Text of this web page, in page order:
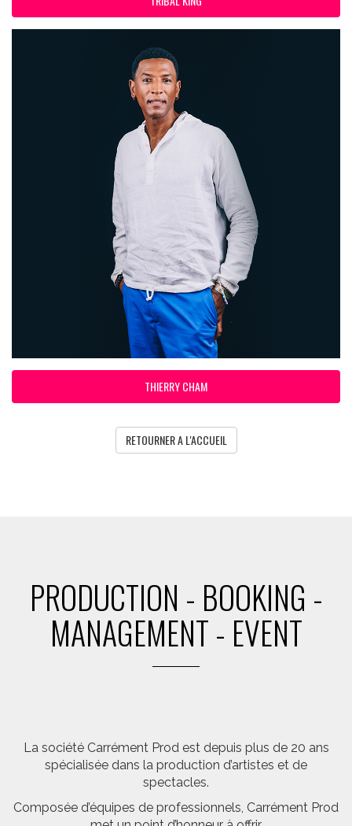
THIERRY CHAM
RETOURNER A L'ACCUEIL
PRODUCTION - BOOKING -
MANAGEMENT - EVENT
La société Carrément Prod est depuis plus de 20 ans
spécialisée dans la production d’artistes et de
spectacles.
Composée d’équipes de professionnels, Carrément Prod